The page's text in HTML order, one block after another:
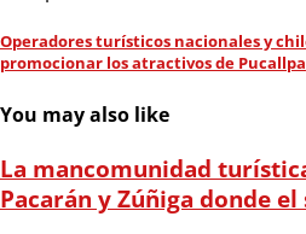
Operadores turísticos nacionales y
promocionar los atractivos de Pucallpa
You may also like
La mancomunidad
Pacarán y Zúñiga donde el